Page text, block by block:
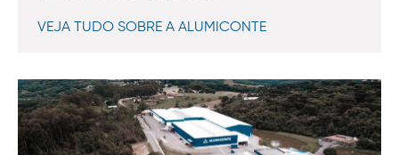
VEJA TUDO SOBRE A ALUMICONTE